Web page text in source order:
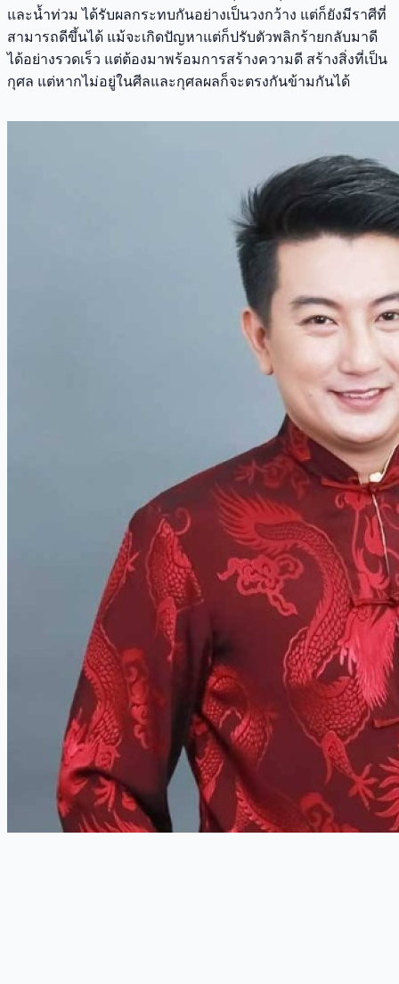
และน้ำท่วม ได้รับผลกระทบกันอย่างเป็นวงกว้าง แต่ก็ยังมีราศีที่
สามารถดีขึ้นได้ แม้จะเกิดปัญหาแต่ก็ปรับตัวพลิกร้ายกลับมาดี
ได้อย่างรวดเร็ว แต่ต้องมาพร้อมการสร้างความดี สร้างสิ่งที่เป็น
กุศล แต่หากไม่อยู่ในศีลและกุศลผลก็จะตรงกันข้ามกันได้